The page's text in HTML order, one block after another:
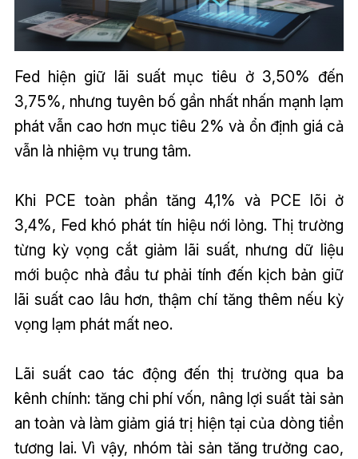
Fed hiện giữ lãi suất mục tiêu ở 3,50% đến
3,75%, nhưng tuyên bố gần nhất nhấn mạnh lạm
phát vẫn cao hơn mục tiêu 2% và ổn định giá cả
vẫn là nhiệm vụ trung tâm.
Khi PCE toàn phần tăng 4,1% và PCE lõi ở
3,4%, Fed khó phát tín hiệu nới lỏng. Thị trường
từng kỳ vọng cắt giảm lãi suất, nhưng dữ liệu
mới buộc nhà đầu tư phải tính đến kịch bản giữ
lãi suất cao lâu hơn, thậm chí tăng thêm nếu kỳ
vọng lạm phát mất neo.
Lãi suất cao tác động đến thị trường qua ba
kênh chính: tăng chi phí vốn, nâng lợi suất tài sản
an toàn và làm giảm giá trị hiện tại của dòng tiền
tương lai. Vì vậy, nhóm tài sản tăng trưởng cao,